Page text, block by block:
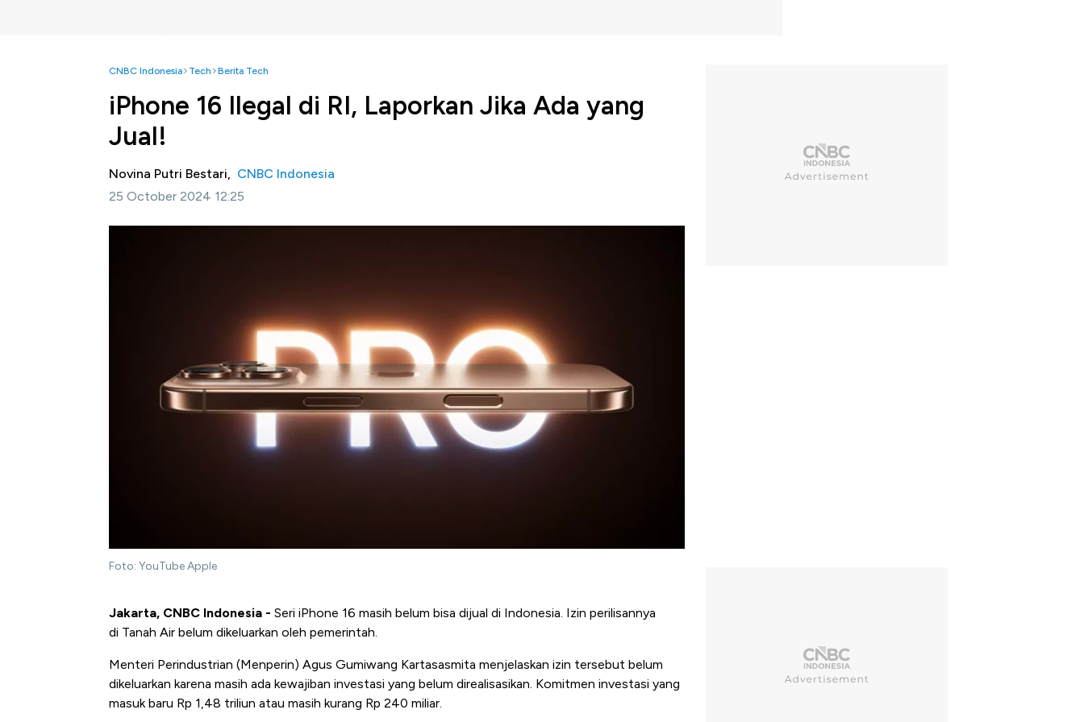
CNBC Indonesia Tech Berita Tech
iPhone 16 Ilegal di RI, Laporkan Jika Ada yang
Jual!
Novina Putri Bestari, CNBC Indonesia
25 October 2024 12:25
Foto: YouTube Apple
Jakarta, CNBC Indonesia - Seri iPhone 16 masih belum bisa dijual di Indonesia. Izin perilisannya
di Tanah Air belum dikeluarkan oleh pemerintah.
Menteri Perindustrian (Menperin) Agus Gumiwang Kartasasmita menjelaskan izin tersebut belum
dikeluarkan karena masih ada kewajiban investasi yang belum direalisasikan. Komitmen investasi yang
masuk baru Rp 1,48 triliun atau masih kurang Rp 240 miliar.